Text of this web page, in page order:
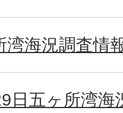
湾海況調査情
日五ヶ所湾海